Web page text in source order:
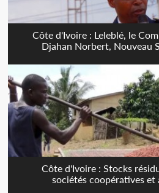
Côte d'Ivoire : Leleblé, le
Djahan Norbert, Nouveau
Côte d'Ivoire : Stocks
sociétés coopératives et